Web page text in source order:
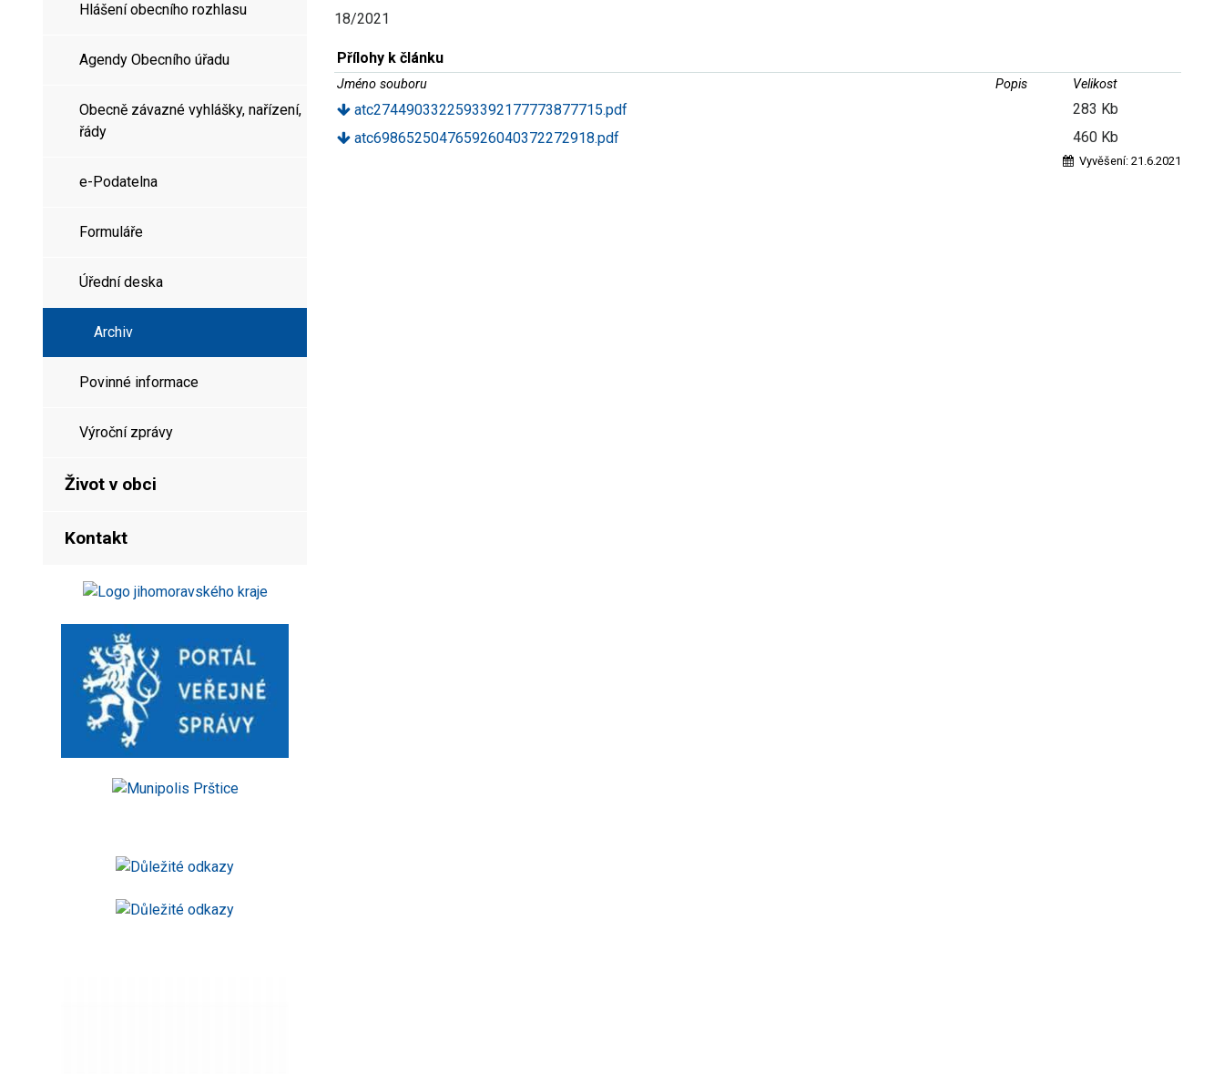
Hlášení obecního rozhlasu
Agendy Obecního úřadu
Obecně závazné vyhlášky, nařízení,
řády
e-Podatelna
Formuláře
Úřední deska
Archiv
Povinné informace
Výroční zprávy
Život v obci
Kontakt
18/2021
Přílohy k článku
Jméno souboru Popis Velikost
atc2744903322593392177773877715.pdf
283 Kb
atc698652504765926040372272918.pdf
460 Kb
Vyvěšení: 21.6.2021